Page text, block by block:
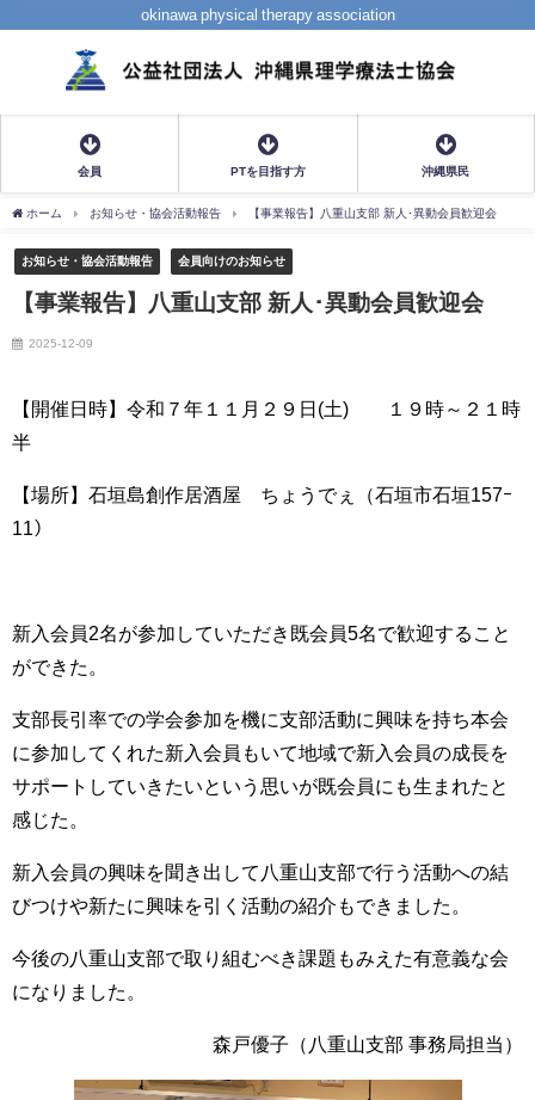
okinawa physical therapy association
会員 PTを目指す方 沖縄県民
ホーム お知らせ・協会活動報告 【事業報告】八重山支部 新人･異動会員歓迎会
お知らせ・協会活動報告 会員向けのお知らせ
【事業報告】八重山支部 新人･異動会員歓迎会
2025-12-09
【開催日時】令和７年１１月２９日(土) １９時～２１時
半
【場所】石垣島創作居酒屋 ちょうでぇ（石垣市石垣157ｰ
11）
新入会員2名が参加していただき既会員5名で歓迎すること
ができた。
支部長引率での学会参加を機に支部活動に興味を持ち本会
に参加してくれた新入会員もいて地域で新入会員の成長を
サポートしていきたいという思いが既会員にも生まれたと
感じた。
新入会員の興味を聞き出して八重山支部で行う活動への結
びつけや新たに興味を引く活動の紹介もできました。
今後の八重山支部で取り組むべき課題もみえた有意義な会
になりました。
森戸優子（八重山支部 事務局担当）